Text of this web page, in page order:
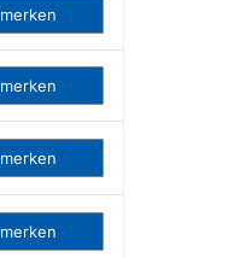
merken
merken
merken
merken